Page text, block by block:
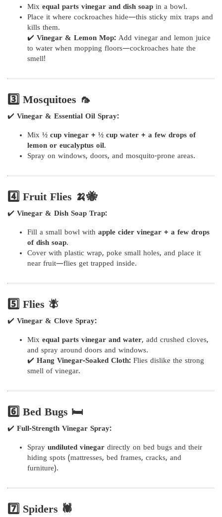
Mix equal parts vinegar and dish soap in a bowl.
Place it where cockroaches hide—this sticky mix traps and
kills them.
✔️ Vinegar & Lemon Mop: Add vinegar and lemon juice
to water when mopping floors—cockroaches hate the
smell!
3️⃣ Mosquitoes 🦟
✔️ Vinegar & Essential Oil Spray:
Mix ½ cup vinegar + ½ cup water + a few drops of
lemon or eucalyptus oil.
Spray on windows, doors, and mosquito-prone areas.
4️⃣ Fruit Flies 🍌🐝
✔️ Vinegar & Dish Soap Trap:
Fill a small bowl with apple cider vinegar + a few drops
of dish soap.
Cover with plastic wrap, poke small holes, and place it
near fruit—flies get trapped inside.
5️⃣ Flies 🪰
✔️ Vinegar & Clove Spray:
Mix equal parts vinegar and water, add crushed cloves,
and spray around doors and windows.
✔️ Hang Vinegar-Soaked Cloth: Flies dislike the strong
smell of vinegar.
6️⃣ Bed Bugs 🛏️
✔️ Full-Strength Vinegar Spray:
Spray undiluted vinegar directly on bed bugs and their
hiding spots (mattresses, bed frames, cracks, and
furniture).
7️⃣ Spiders 🕷️